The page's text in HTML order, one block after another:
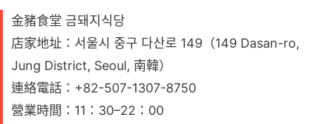
金豬食堂 금돼지식당
店家地址：서울시 중구 다산로 149（149 Dasan-ro,
Jung District, Seoul, 南韓）
連絡電話：+82-507-1307-8750
營業時間：11：30–22：00